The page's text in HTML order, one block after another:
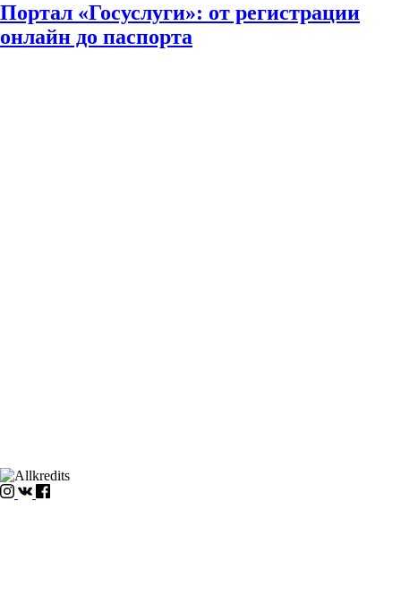
Портал «Госуслуги»: от регистрации
онлайн до паспорта